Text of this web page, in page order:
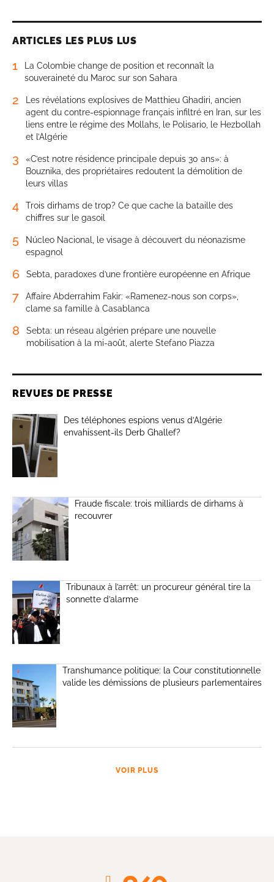
ARTICLES LES PLUS LUS
1
La Colombie change de position et reconnaît la
souveraineté du Maroc sur son Sahara
2
Les révélations explosives de Matthieu Ghadiri, ancien
agent du contre-espionnage français infiltré en Iran, sur les
liens entre le régime des Mollahs, le Polisario, le Hezbollah
et l’Algérie
3
«C’est notre résidence principale depuis 30 ans»: à
Bouznika, des propriétaires redoutent la démolition de
leurs villas
4
Trois dirhams de trop? Ce que cache la bataille des
chiffres sur le gasoil
5
Núcleo Nacional, le visage à découvert du néonazisme
espagnol
6 Sebta, paradoxes d’une frontière européenne en Afrique
7
Affaire Abderrahim Fakir: «Ramenez-nous son corps»,
clame sa famille à Casablanca
8
Sebta: un réseau algérien prépare une nouvelle
mobilisation à la mi-août, alerte Stefano Piazza
REVUES DE PRESSE
Des téléphones espions venus d’Algérie
envahissent-ils Derb Ghallef?
Fraude fiscale: trois milliards de dirhams à
recouvrer
Tribunaux à l’arrêt: un procureur général tire la
sonnette d’alarme
Transhumance politique: la Cour constitutionnelle
valide les démissions de plusieurs parlementaires
VOIR PLUS